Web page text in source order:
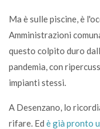
Ma è sulle piscine, è
Amministrazioni
questo colpito duro
pandemia, con
impianti stessi.
A Desenzano, lo
rifare. Ed è già pronto